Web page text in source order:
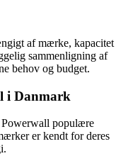
af mærke, kapacitet
sammenligning af
behov og budget.
i Danmark
Powerwall populære
er kendt for deres